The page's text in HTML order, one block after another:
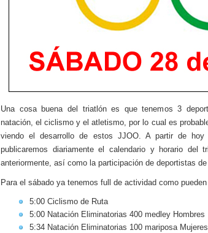
Una cosa buena del triatlón es que tenemos 3
natación, el ciclismo y el atletismo, por lo cual es
viendo el desarrollo de estos JJOO. A partir de
publicaremos diariamente el calendario y horario del
anteriormente, así como la participación de deportistas
Para el sábado ya tenemos full de actividad como
5:00 Ciclismo de Ruta
5:00 Natación Eliminatorias 400 medley Hombres
5:34 Natación Eliminatorias 100 mariposa Mujeres